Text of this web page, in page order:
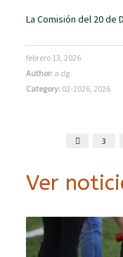
La Comisión del 20 de
febrero 13, 2026
Author: a dg
Category: 02-2026 ,2026
3
Ver